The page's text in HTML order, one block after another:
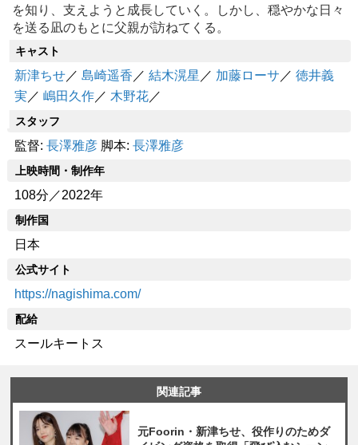
を知り、支えようと成長していく。しかし、穏やかな日々
を送る凪のもとに父親が訪ねてくる。
キャスト
新津ちせ／島崎遥香 ／結木滉星 ／ 加藤ローサ ／徳井義
実 ／嶋田久作／ 木野花／
スタッフ
監督:長澤雅彦 脚本:長澤雅彦
上映時間・制作年
108分／2022年
制作国
日本
公式サイト
https://nagishima.com/
配給
スールキートス
関連記事
元Foorin・新津ちせ、役作りのためダ